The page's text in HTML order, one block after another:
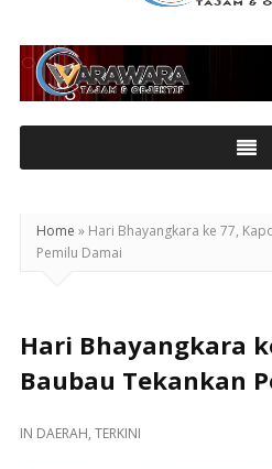
Home » Hari Bhayangkara ke 77,
Pemilu Damai
Hari Bhayangkara
Baubau Tekankan
IN DAERAH, TERKINI